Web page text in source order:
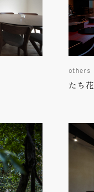
others
たち花